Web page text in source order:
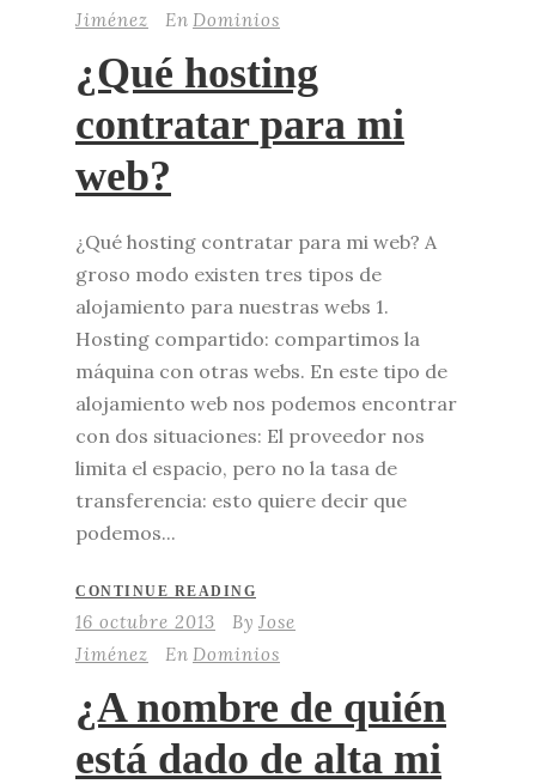
Jiménez
En Dominios
¿Qué hosting
contratar para mi
web?
¿Qué hosting contratar para mi web? A
groso modo existen tres tipos de
alojamiento para nuestras webs 1.
Hosting compartido: compartimos la
máquina con otras webs. En este tipo de
alojamiento web nos podemos encontrar
con dos situaciones: El proveedor nos
limita el espacio, pero no la tasa de
transferencia: esto quiere decir que
podemos...
CONTINUE READING
16 octubre 2013 By Jose
Jiménez
En Dominios
¿A nombre de quién
está dado de alta mi